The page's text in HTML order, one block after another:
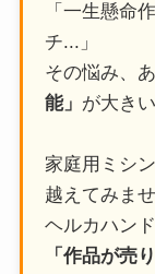
「一生懸命
チ...」
その悩み、
能」 が大きい
家庭用ミシ
越えてみま
ヘルカハン
「作品が売